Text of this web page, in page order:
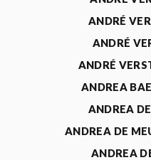
ANDRÉ
ANDRÉ
ANDRÉ
ANDREA
ANDREA
ANDREA DE
ANDREA